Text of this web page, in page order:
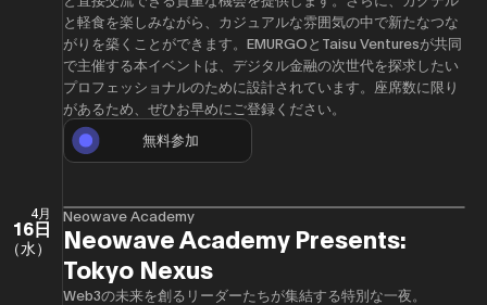
と軽食を楽しみながら、カジュアルな雰囲気の中で新たなつな
がりを築くことができます。EMURGOとTaisu Venturesが共同
で主催する本イベントは、デジタル金融の次世代を探求したい
プロフェッショナルのために設計されています。座席数に限り
があるため、ぜひお早めにご登録ください。
無料参加
4月
16日
（水）
Neowave Academy
Neowave Academy Presents:
Tokyo Nexus
​Web3の未来を創るリーダーたちが集結する特別な一夜。